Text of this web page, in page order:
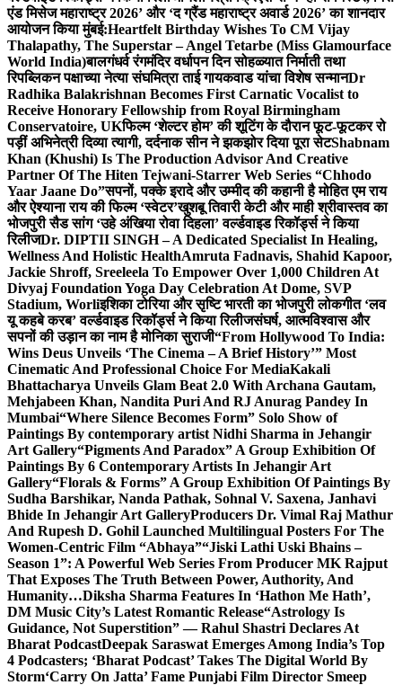
एंड मिसेज महाराष्ट्र 2026’ और ‘द ग्रैंड महाराष्ट्र अवार्ड 2026’ का शानदार
आयोजन किया मुंबई:Heartfelt Birthday Wishes To CM Vijay
Thalapathy, The Superstar – Angel Tetarbe (Miss Glamourface
World India)बालगंधर्व रंगमंदिर वर्धापन दिन सोहळ्यात निर्माती तथा
रिपब्लिकन पक्षाच्या नेत्या संघमित्रा ताई गायकवाड यांचा विशेष सन्मानDr
Radhika Balakrishnan Becomes First Carnatic Vocalist to
Receive Honorary Fellowship from Royal Birmingham
Conservatoire, UKफिल्म ‘शेल्टर होम’ की शूटिंग के दौरान फूट-फूटकर रो
पड़ीं अभिनेत्री दिव्या त्यागी, दर्दनाक सीन ने झकझोर दिया पूरा सेटShabnam
Khan (Khushi) Is The Production Advisor And Creative
Partner Of The Hiten Tejwani-Starrer Web Series “Chhodo
Yaar Jaane Do”सपनों, पक्के इरादे और उम्मीद की कहानी है मोहित एम राय
और ऐश्याना राय की फिल्म ‘स्वेटर’खुशबू तिवारी केटी और माही श्रीवास्तव का
भोजपुरी सैड सांग ‘उहे अंखिया रोवा दिहला’ वर्ल्डवाइड रिकॉर्ड्स ने किया
रिलीजDr. DIPTII SINGH – A Dedicated Specialist In Healing,
Wellness And Holistic HealthAmruta Fadnavis, Shahid Kapoor,
Jackie Shroff, Sreeleela To Empower Over 1,000 Children At
Divyaj Foundation Yoga Day Celebration At Dome, SVP
Stadium, Worliइशिका टोरिया और सृष्टि भारती का भोजपुरी लोकगीत ‘लव
यू कहबे करब’ वर्ल्डवाइड रिकॉर्ड्स ने किया रिलीजसंघर्ष, आत्मविश्वास और
सपनों की उड़ान का नाम है मोनिका सुराजी“From Hollywood To India:
Wins Deus Unveils ‘The Cinema – A Brief History’” Most
Cinematic And Professional Choice For MediaKakali
Bhattacharya Unveils Glam Beat 2.0 With Archana Gautam,
Mehjabeen Khan, Nandita Puri And RJ Anurag Pandey In
Mumbai“Where Silence Becomes Form” Solo Show of
Paintings By contemporary artist Nidhi Sharma in Jehangir
Art Gallery“Pigments And Paradox” A Group Exhibition Of
Paintings By 6 Contemporary Artists In Jehangir Art
Gallery“Florals & Forms” A Group Exhibition Of Paintings By
Sudha Barshikar, Nanda Pathak, Sohnal V. Saxena, Janhavi
Bhide In Jehangir Art GalleryProducers Dr. Vimal Raj Mathur
And Rupesh D. Gohil Launched Multilingual Posters For The
Women-Centric Film “Abhaya”“Jiski Lathi Uski Bhains –
Season 1”: A Powerful Web Series From Producer MK Rajput
That Exposes The Truth Between Power, Authority, And
Humanity…Diksha Sharma Features In ‘Hathon Me Hath’,
DM Music City’s Latest Romantic Release“Astrology Is
Guidance, Not Superstition” — Rahul Shastri Declares At
Bharat PodcastDeepak Saraswat Emerges Among India’s Top
4 Podcasters; ‘Bharat Podcast’ Takes The Digital World By
Storm‘Carry On Jatta’ Fame Punjabi Film Director Smeep